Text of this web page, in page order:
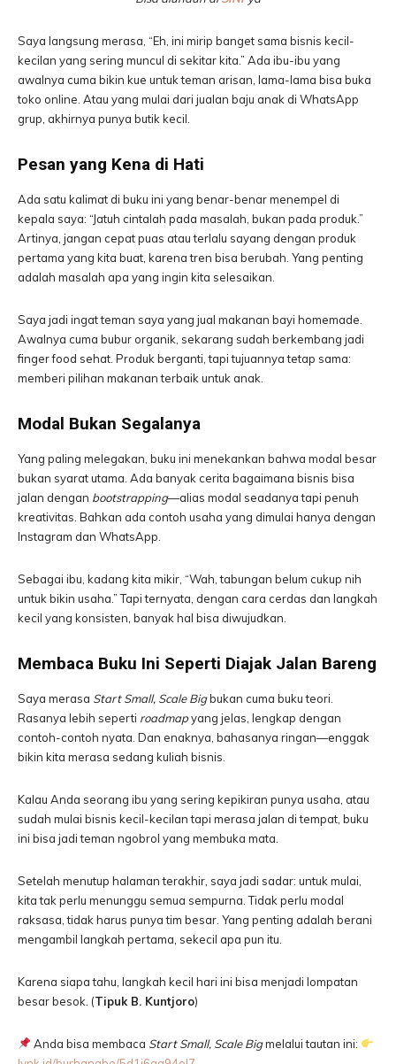
Saya langsung merasa, “Eh, ini mirip banget sama bisnis kecil-
kecilan yang sering muncul di sekitar kita.” Ada ibu-ibu yang
awalnya cuma bikin kue untuk teman arisan, lama-lama bisa buka
toko online. Atau yang mulai dari jualan baju anak di WhatsApp
grup, akhirnya punya butik kecil.
Pesan yang Kena di Hati
Ada satu kalimat di buku ini yang benar-benar menempel di
kepala saya: “Jatuh cintalah pada masalah, bukan pada produk.”
Artinya, jangan cepat puas atau terlalu sayang dengan produk
pertama yang kita buat, karena tren bisa berubah. Yang penting
adalah masalah apa yang ingin kita selesaikan.
Saya jadi ingat teman saya yang jual makanan bayi homemade.
Awalnya cuma bubur organik, sekarang sudah berkembang jadi
finger food sehat. Produk berganti, tapi tujuannya tetap sama:
memberi pilihan makanan terbaik untuk anak.
Modal Bukan Segalanya
Yang paling melegakan, buku ini menekankan bahwa modal besar
bukan syarat utama. Ada banyak cerita bagaimana bisnis bisa
jalan dengan bootstrapping—alias modal seadanya tapi penuh
kreativitas. Bahkan ada contoh usaha yang dimulai hanya dengan
Instagram dan WhatsApp.
Sebagai ibu, kadang kita mikir, “Wah, tabungan belum cukup nih
untuk bikin usaha.” Tapi ternyata, dengan cara cerdas dan langkah
kecil yang konsisten, banyak hal bisa diwujudkan.
Membaca Buku Ini Seperti Diajak Jalan Bareng
Saya merasa Start Small, Scale Bigbukan cuma buku teori.
Rasanya lebih seperti roadmapyang jelas, lengkap dengan
contoh-contoh nyata. Dan enaknya, bahasanya ringan—enggak
bikin kita merasa sedang kuliah bisnis.
Kalau Anda seorang ibu yang sering kepikiran punya usaha, atau
sudah mulai bisnis kecil-kecilan tapi merasa jalan di tempat, buku
ini bisa jadi teman ngobrol yang membuka mata.
Setelah menutup halaman terakhir, saya jadi sadar: untuk mulai,
kita tak perlu menunggu semua sempurna. Tidak perlu modal
raksasa, tidak harus punya tim besar. Yang penting adalah berani
mengambil langkah pertama, sekecil apa pun itu.
Karena siapa tahu, langkah kecil hari ini bisa menjadi lompatan
besar besok. (Tipuk B. Kuntjoro)
Anda bisa membaca Start Small, Scale Bigmelalui tautan ini: